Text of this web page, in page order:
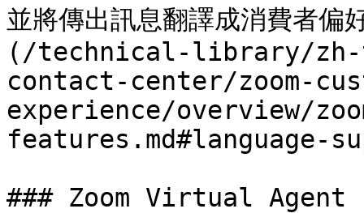
並將傳出訊息翻譯成消費者
(/technical-library/zh-
contact-center/zoom-
experience/overview/
features.md#language-
### Zoom Virtual Agent